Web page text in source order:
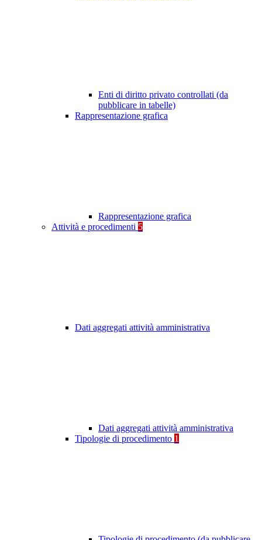
Enti di diritto privato controllati (da
pubblicare in tabelle)
Rappresentazione grafica
Rappresentazione grafica
Attività e procedimenti 5
Dati aggregati attività amministrativa
Dati aggregati attività amministrativa
Tipologie di procedimento 1